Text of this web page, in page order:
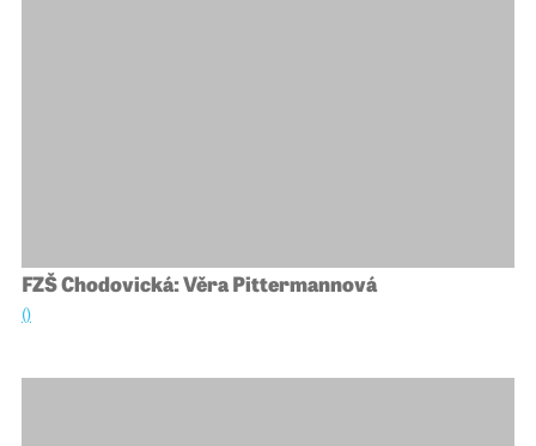
FZŠ Chodovická: Věra Pittermannová
()